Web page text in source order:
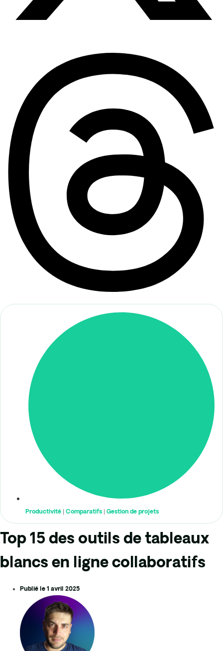
Productivité Comparatifs Gestion de projets
Top 15 des outils de tableaux
blancs en ligne collaboratifs
Publié le 1 avril 2025